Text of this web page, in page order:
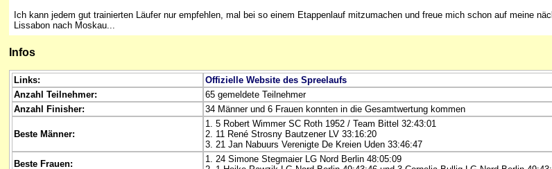
Ich kann jedem gut trainierten Läufer nur empfehlen, mal bei so einem Etappenlauf mitzumachen und freue mich schon auf meine
Lissabon nach Moskau...
Infos
Links:
Offizielle Website des Spreelaufs
Anzahl Teilnehmer:
65 gemeldete Teilnehmer
Anzahl Finisher:
34 Männer und 6 Frauen konnten in die Gesamtwertung kommen
Beste Männer:
1. 5 Robert Wimmer SC Roth 1952 / Team Bittel 32:43:01
2. 11 René Strosny Bautzener LV 33:16:20
3. 21 Jan Nabuurs Verenigte De Kreien Uden 33:46:47
Beste Frauen:
1. 24 Simone Stegmaier LG Nord Berlin 48:05:09